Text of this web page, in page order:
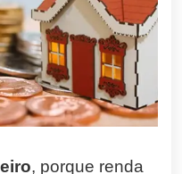
, porque renda